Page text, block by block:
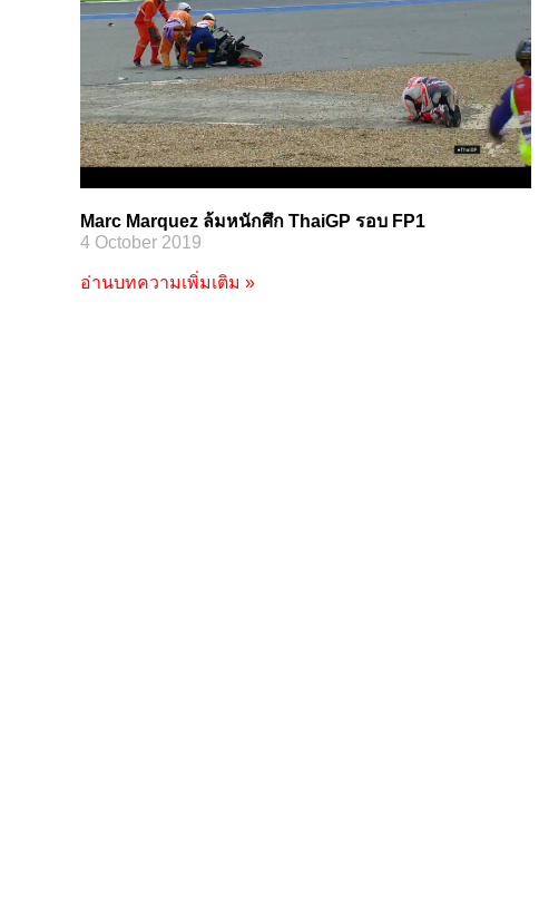
Marc Marquez ล้มหนักศึก ThaiGP รอบ FP1
4 October 2019
อ่านบทความเพิ่มเติม »